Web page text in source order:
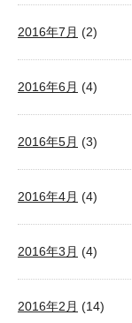
2016年7月 (2)
2016年6月 (4)
2016年5月 (3)
2016年4月 (4)
2016年3月 (4)
2016年2月 (14)